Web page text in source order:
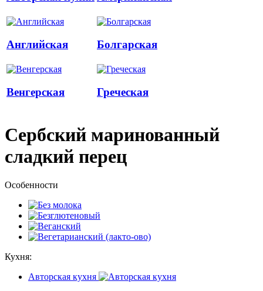
Английская Болгарская
Венгерская Греческая
Сербский маринованный
сладкий перец
Особенности
Кухня:
Авторская кухня